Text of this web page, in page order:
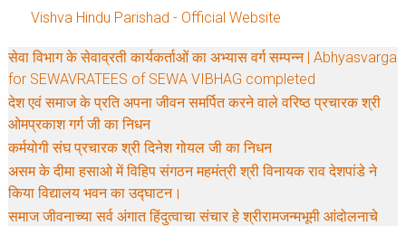
Vishva Hindu Parishad - Official Website
सेवा विभाग के सेवाव्रती कार्यकर्ताओं का अभ्यास वर्ग सम्पन्न | Abhyasvarga
for SEWAVRATEES of SEWA VIBHAG completed
देश एवं समाज के प्रति अपना जीवन समर्पित करने वाले वरिष्ठ प्रचारक श्री
ओमप्रकाश गर्ग जी का निधन
कर्मयोगी संघ प्रचारक श्री दिनेश गोयल जी का निधन
असम के दीमा हसाओ में विहिप संगठन महमंत्री श्री विनायक राव देशपांडे ने
किया विद्यालय भवन का उद्घाटन।
समाज जीवनाच्या सर्व अंगात हिंदुत्वाचा संचार हे श्रीरामजन्मभूमी आंदोलनाचे